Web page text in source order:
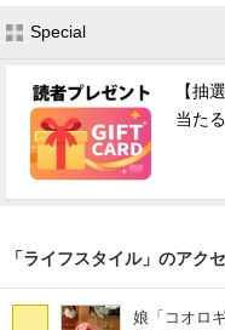
Special
【抽
当た
「ライフスタイル」のアク
娘「コオロ